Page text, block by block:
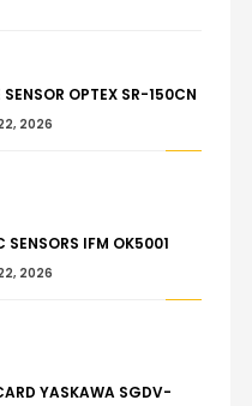
SENSOR OPTEX SR-150CN
2026
SENSORS IFM OK5001
2026
YASKAWA SGDV-